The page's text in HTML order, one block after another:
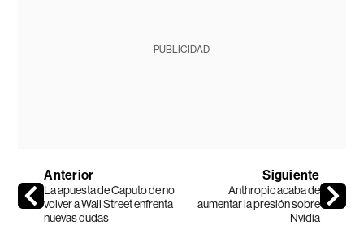
PUBLICIDAD
Anterior
La apuesta de Caputo de no
volver a Wall Street enfrenta
nuevas dudas
Siguiente
Anthropic acaba de
aumentar la presión sobre
Nvidia